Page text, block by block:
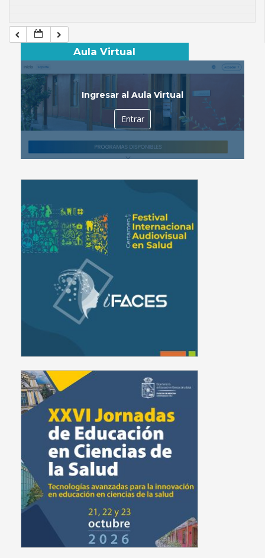
Aula Virtual
Ingresar al Aula Virtual
Entrar